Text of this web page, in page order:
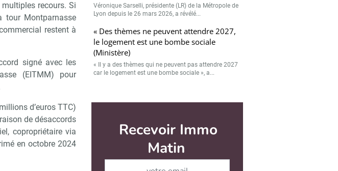
recours. Si
tour Montparnasse
restent à
signé avec les
(EITMM) pour
d’euros TTC)
de désaccords
copropriétaire via
en octobre 2024
Véronique Sarselli, présidente (LR) de la Métropole de
Lyon depuis le 26 mars 2026, a révélé...
« Des thèmes ne peuvent attendre 2027,
le logement est une bombe sociale
(Ministère)
« Il y a des thèmes qui ne peuvent pas attendre 2027
car le logement est une bombe sociale », a...
vous à notre newsletter
Valider